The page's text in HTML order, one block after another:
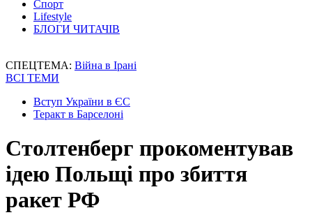
Спорт
Lifestyle
БЛОГИ ЧИТАЧІВ
СПЕЦТЕМА: Війна в Ірані
ВСІ ТЕМИ
Вступ України в ЄС
Теракт в Барселоні
Столтенберг прокоментував
ідею Польщі про збиття
ракет РФ